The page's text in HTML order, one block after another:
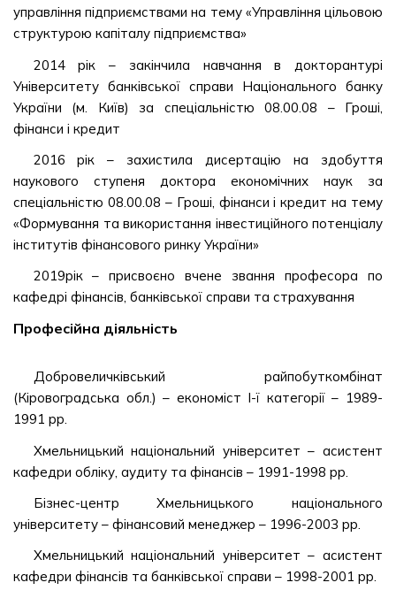
управління підприємствами на тему «Управління цільовою
структурою капіталу підприємства»
2014 рік – закінчила навчання в докторантурі
Університету банківської справи Національного банку
України (м. Київ) за спеціальністю 08.00.08 – Гроші,
фінанси і кредит
2016 рік – захистила дисертацію на здобуття
наукового ступеня доктора економічних наук за
спеціальністю 08.00.08 – Гроші, фінанси і кредит на тему
«Формування та використання інвестиційного потенціалу
інститутів фінансового ринку України»
2019рік – присвоєно вчене звання професора по
кафедрі фінансів, банківської справи та страхування
Професійна діяльність
Добровеличківський райпобуткомбінат
(Кіровоградська обл.) – економіст І-ї категорії – 1989-
1991 рр.
Хмельницький національний університет – асистент
кафедри обліку, аудиту та фінансів – 1991-1998 рр.
Бізнес-центр Хмельницького національного
університету – фінансовий менеджер – 1996-2003 рр.
Хмельницький національний університет – асистент
кафедри фінансів та банківської справи – 1998-2001 рр.